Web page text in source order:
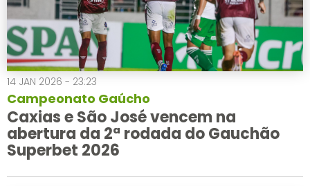
14 JAN 2026 - 23:23
Campeonato Gaúcho
Caxias e São José vencem na
abertura da 2ª rodada do Gauchão
Superbet 2026